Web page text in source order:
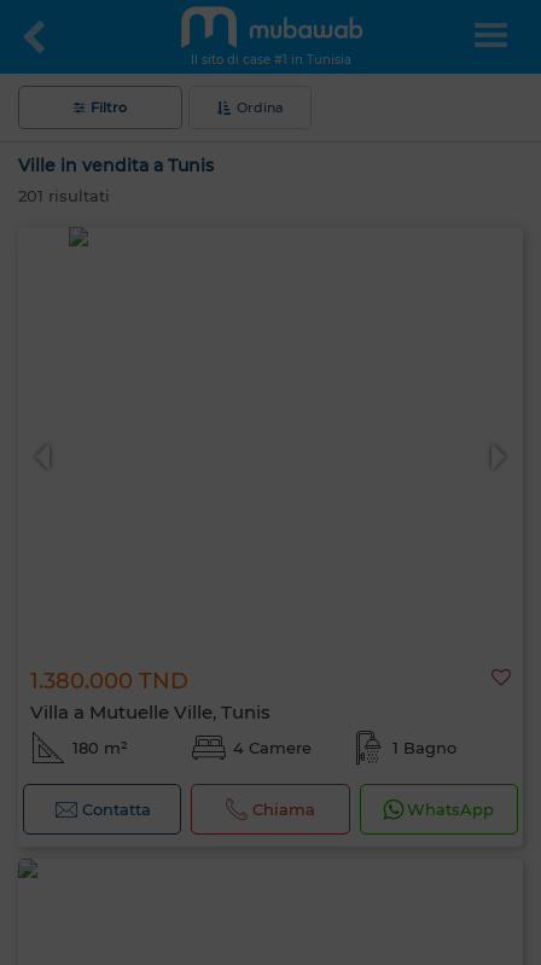
Il sito di case #1 in Tunisia
Filtro Ordina
Ville in vendita a Tunis
201 risultati
1.380.000 TND
Villa a Mutuelle Ville, Tunis
180 m² 4 Camere 1 Bagno
Contatta Chiama WhatsApp